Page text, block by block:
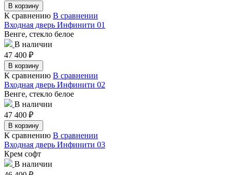
В корзину
К сравнению В сравнении
Входная дверь Инфинити 01
Венге, стекло белое
В наличии
47 400 ₽
В корзину
К сравнению В сравнении
Входная дверь Инфинити 02
Венге, стекло белое
В наличии
47 400 ₽
В корзину
К сравнению В сравнении
Входная дверь Инфинити 03
Крем софт
В наличии